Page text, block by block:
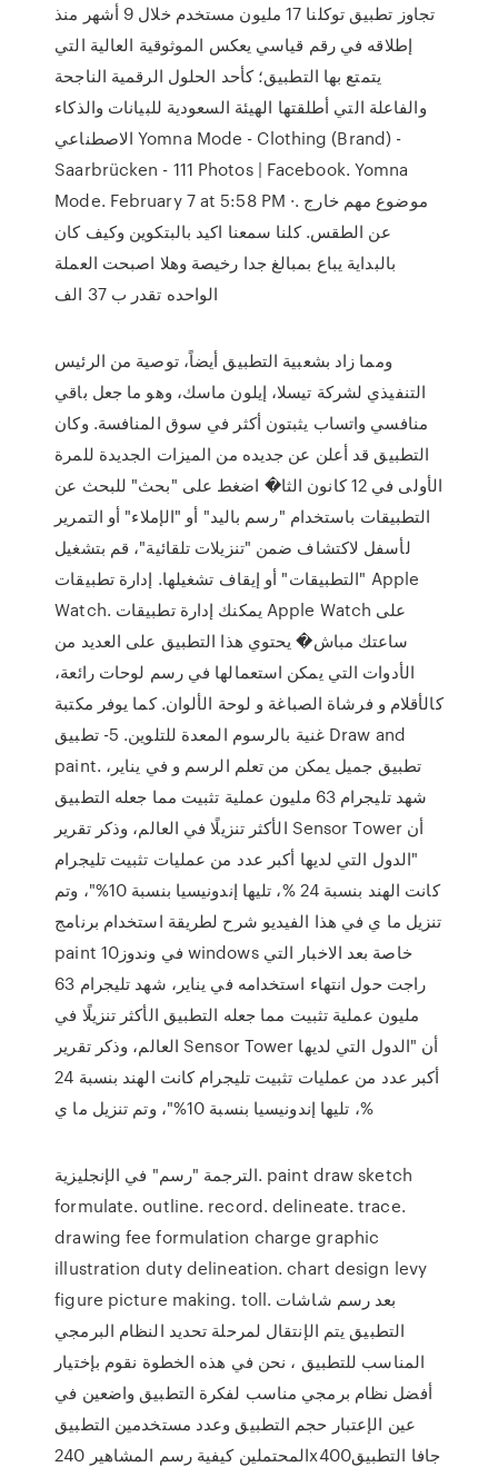
تجاوز تطبيق توكلنا 17 مليون مستخدم خلال 9 أشهر منذ
إطلاقه في رقم قياسي يعكس الموثوقية العالية التي
يتمتع بها التطبيق؛ كأحد الحلول الرقمية الناجحة
والفاعلة التي أطلقتها الهيئة السعودية للبيانات والذكاء
الاصطناعي Yomna Mode - Clothing (Brand) -
Saarbrücken - 111 Photos | Facebook. Yomna
Mode. February 7 at 5:58 PM ·. موضوع مهم خارج
عن الطقس. كلنا سمعنا اكيد بالبتكوين وكيف كان
بالبداية يباع بمبالغ جدا رخيصة وهلا اصبحت العملة
الواحده تقدر ب 37 الف
ومما زاد بشعبية التطبيق أيضاً، توصية من الرئيس
التنفيذي لشركة تيسلا، إيلون ماسك، وهو ما جعل باقي
منافسي واتساب يثبتون أكثر في سوق المنافسة. وكان
التطبيق قد أعلن عن جديده من الميزات الجديدة للمرة
الأولى في 12 كانون الثا� اضغط على "بحث" للبحث عن
التطبيقات باستخدام "رسم باليد" أو "الإملاء" أو التمرير
لأسفل لاكتشاف ضمن "تنزيلات تلقائية"، قم بتشغيل
"التطبيقات" أو إيقاف تشغيلها. إدارة تطبيقات Apple
Watch. يمكنك إدارة تطبيقات Apple Watch على
ساعتك مباش� يحتوي هذا التطبيق على العديد من
الأدوات التي يمكن استعمالها في رسم لوحات رائعة،
كالأقلام و فرشاة الصباغة و لوحة الألوان. كما يوفر مكتبة
غنية بالرسوم المعدة للتلوين. 5- تطبيق Draw and
paint. تطبيق جميل يمكن من تعلم الرسم و في يناير،
شهد تليجرام 63 مليون عملية تثبيت مما جعله التطبيق
الأكثر تنزيلًا في العالم، وذكر تقرير Sensor Tower أن
"الدول التي لديها أكبر عدد من عمليات تثبيت تليجرام
كانت الهند بنسبة 24 %، تليها إندونيسيا بنسبة 10%"، وتم
تنزيل ما ي في هذا الفيديو شرح لطريقة استخدام برنامج
paint في وندوز10 windows خاصة بعد الاخبار التي
راجت حول انتهاء استخدامه في يناير، شهد تليجرام 63
مليون عملية تثبيت مما جعله التطبيق الأكثر تنزيلًا في
العالم، وذكر تقرير Sensor Tower أن "الدول التي لديها
أكبر عدد من عمليات تثبيت تليجرام كانت الهند بنسبة 24
%، تليها إندونيسيا بنسبة 10%"، وتم تنزيل ما ي
الترجمة "رسم" في الإنجليزية. paint draw sketch
formulate. outline. record. delineate. trace.
drawing fee formulation charge graphic
illustration duty delineation. chart design levy
figure picture making. toll. بعد رسم شاشات
التطبيق يتم الإنتقال لمرحلة تحديد النظام البرمجي
المناسب للتطبيق ، نحن في هذه الخطوة نقوم بإختيار
أفضل نظام برمجي مناسب لفكرة التطبيق واضعين في
عين الإعتبار حجم التطبيق وعدد مستخدمين التطبيق
المحتملين كيفية رسم المشاهير 240x400جافا التطبيق